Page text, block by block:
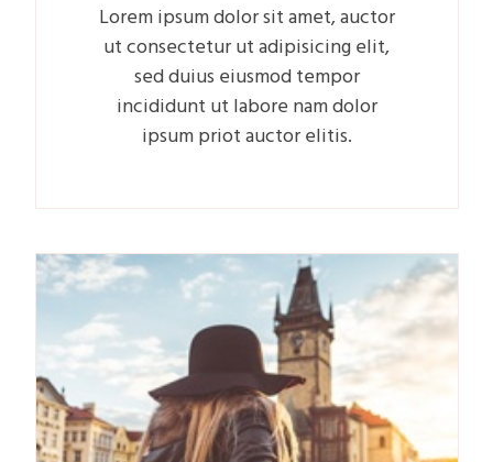
Lorem ipsum dolor sit amet, auctor
ut consectetur ut adipisicing elit,
sed duius eiusmod tempor
incididunt ut labore nam dolor
ipsum priot auctor elitis.